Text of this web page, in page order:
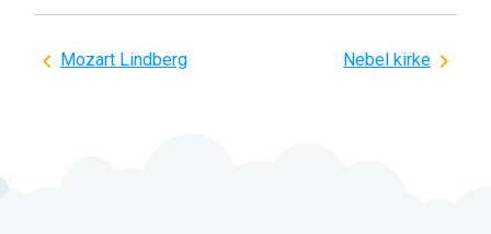
Indlægsnavigation
Mozart Lindberg Nebel kirke